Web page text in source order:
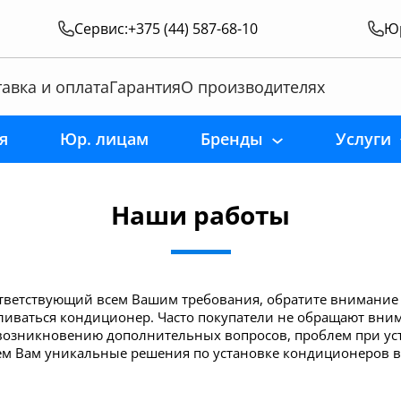
Сервис:+375 (44) 587-68-10
и оплатаГарантияО производителях
Юр. лицам Бренды Услуги
Наши работы
всем Вашим требования, обратите
кондиционер. Часто покупатели не обращают
дополнительных вопросов, проблем при
Вам уникальные решения по установке кондиционеров